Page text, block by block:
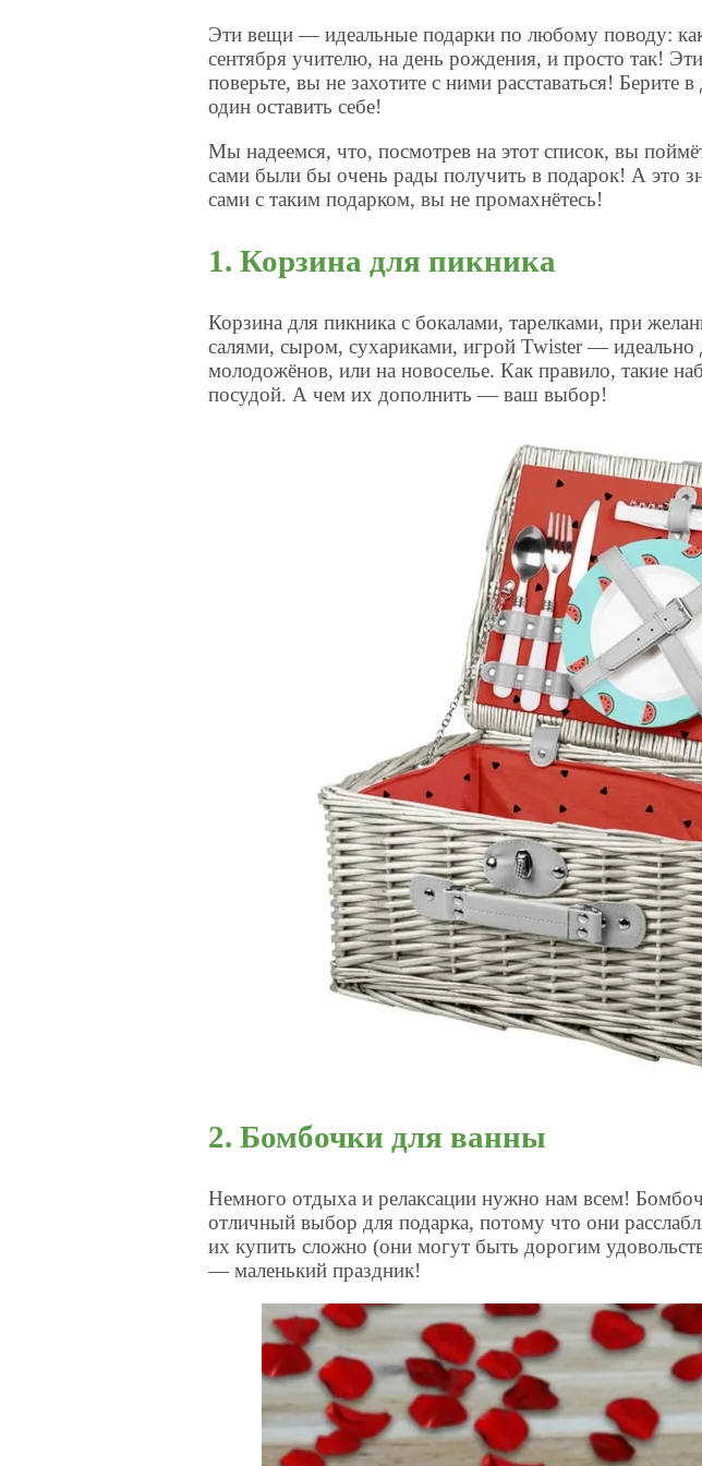
Эти вещи — идеальные подарки по любому поводу:
сентября учителю, на день рождения, и просто так!
поверьте, вы не захотите с ними расставаться! Берите
один оставить себе!
Мы надеемся, что, посмотрев на этот список, вы
сами были бы очень рады получить в подарок! А это
сами с таким подарком, вы не промахнётесь!
1. Корзина для пикника
Корзина для пикника с бокалами, тарелками, при
салями, сыром, сухариками, игрой Twister — идеально
молодожёнов, или на новоселье. Как правило, такие
посудой. А чем их дополнить — ваш выбор!
2. Бомбочки для ванны
Немного отдыха и релаксации нужно нам всем!
отличный выбор для подарка, потому что они
их купить сложно (они могут быть дорогим
— маленький праздник!